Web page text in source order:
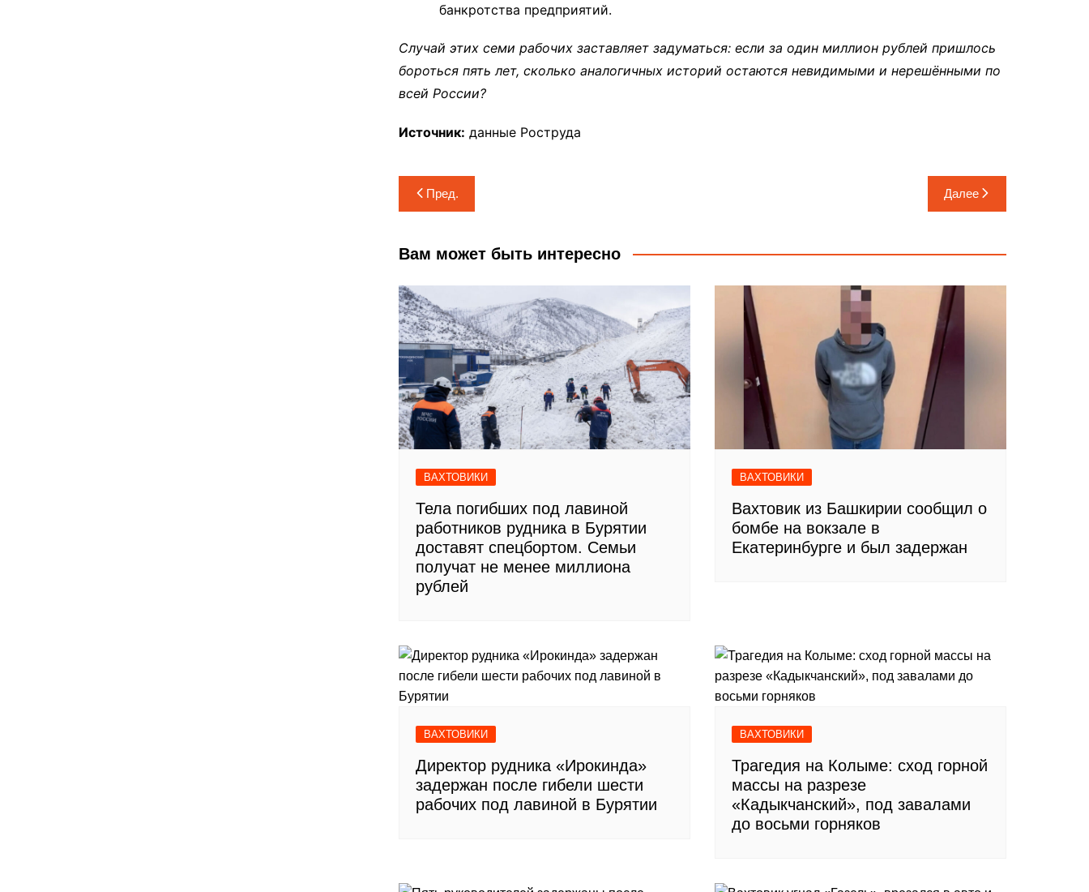
банкротства предприятий.
Случай этих семи рабочих заставляет задуматься: если за один миллион рублей пришлось
бороться пять лет, сколько аналогичных историй остаются невидимыми и нерешёнными по
всей России?
Источник: данные Роструда
Навигация
по
записям
Пред. Далее
Вам может быть интересно
ВАХТОВИКИ
Тела погибших под лавиной
работников рудника в Бурятии
доставят спецбортом. Семьи
получат не менее миллиона
рублей
ВАХТОВИКИ
Вахтовик из Башкирии сообщил о
бомбе на вокзале в
Екатеринбурге и был задержан
ВАХТОВИКИ
Директор рудника «Ирокинда»
задержан после гибели шести
рабочих под лавиной в Бурятии
ВАХТОВИКИ
Трагедия на Колыме: сход горной
массы на разрезе
«Кадыкчанский», под завалами
до восьми горняков